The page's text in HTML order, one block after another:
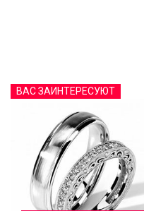
ВАС ЗАИНТЕРЕСУЮТ